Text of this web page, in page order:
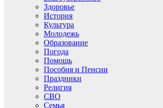
Здоровье
История
Культура
Молодежь
Образование
Погода
Помощь
Пособия и Пенсии
Праздники
Религия
СВО
Семья